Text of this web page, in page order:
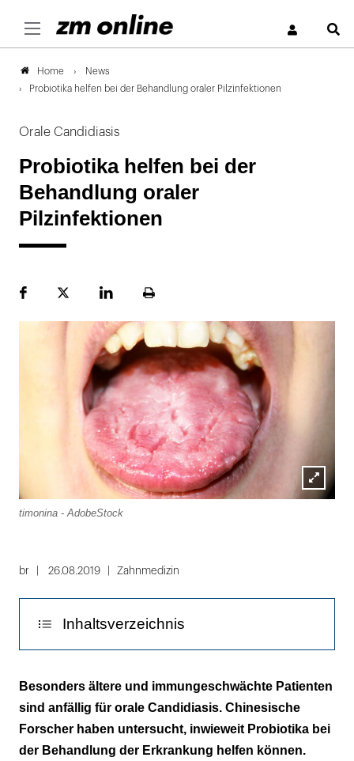
Home
News
Probiotika helfen bei der Behandlung oraler Pilzinfektionen
Orale Candidiasis
Probiotika helfen bei der
Behandlung oraler
Pilzinfektionen
FacebookPlattformLinekdInSeite
Lightbox
timonina - AdobeStock
br 26.08.2019 Zahnmedizin
Inhaltsverzeichnis
Optimale Einnahmemenge und -frequenz
noch unklar
Literatur
Besonders ältere und immungeschwächte Patienten
sind anfällig für orale Candidiasis. Chinesische
Forscher haben untersucht, inwieweit Probiotika bei
der Behandlung der Erkrankung helfen können.